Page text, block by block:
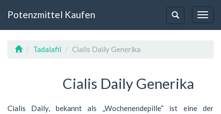
Toggle-
Navigation
Potenzmittel Kaufen
Tadalafil Cialis Daily Generika
Cialis Daily Generika
Cialis Daily, bekannt als „Wochenendepille“ ist eine der